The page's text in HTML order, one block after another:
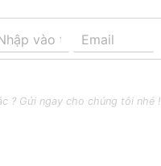
? Gửi ngay cho chúng tôi nhé !